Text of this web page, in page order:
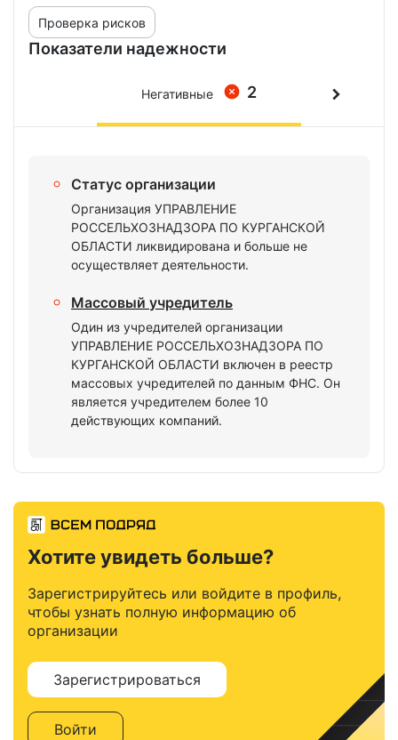
Показатели надежности
Проверка рисков
2
Негативные
Статус организации
Организация УПРАВЛЕНИЕ
РОССЕЛЬХОЗНАДЗОРА ПО КУРГАНСКОЙ
ОБЛАСТИ ликвидирована и больше не
осуществляет деятельности.
Массовый учредитель
Один из учредителей организации
УПРАВЛЕНИЕ РОССЕЛЬХОЗНАДЗОРА ПО
КУРГАНСКОЙ ОБЛАСТИ включен в реестр
массовых учредителей по данным ФНС. Он
является учредителем более 10
действующих компаний.
Хотите увидеть больше?
Зарегистрируйтесь или войдите в профиль,
чтобы узнать полную информацию об
организации
Зарегистрироваться
Войти